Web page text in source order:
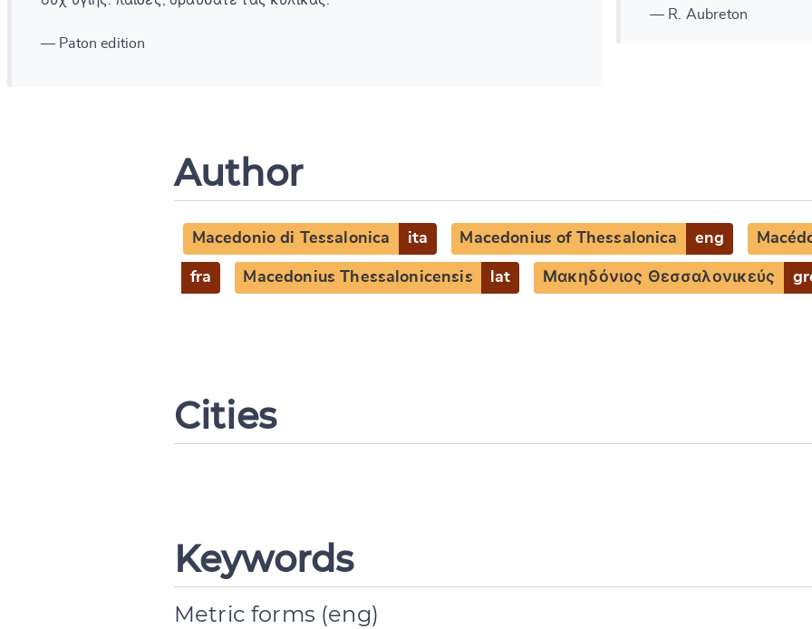
— Paton edition
— R. Aubreton
Author
Macedonio di Tessalonica ita Macedonius of Thessalonica eng
fra Macedonius Thessalonicensis lat Μακηδόνιος Θεσσαλονικεύς
Cities
Keywords
Metric forms (eng)